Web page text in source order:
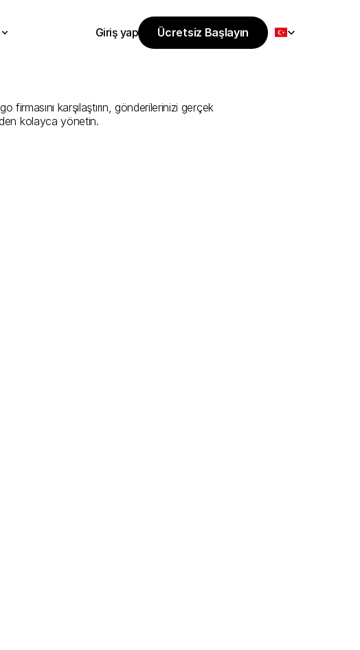
Enİyi
karşılaştırın, gönderilerinizi gerçek
kolayca yönetin.
Giriş yap
Ücretsiz Başlayın
Ücretsiz Başlayın